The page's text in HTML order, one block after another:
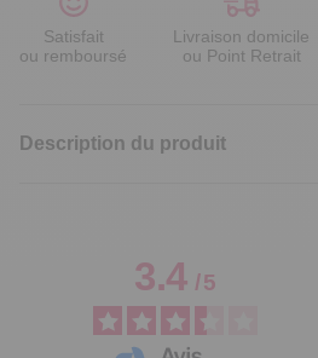
Satisfait
ou remboursé
Livraison domicile
ou Point Retrait
Description du produit
3.4/5